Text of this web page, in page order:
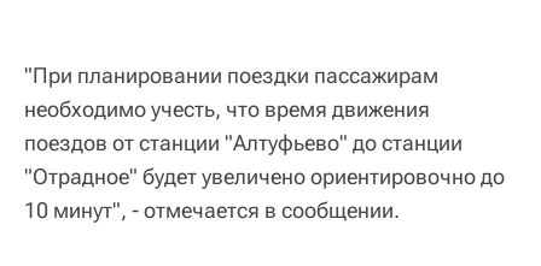
"При планировании поездки пассажирам
необходимо учесть, что время движения
поездов от станции "Алтуфьево" до станции
"Отрадное" будет увеличено ориентировочно до
10 минут", - отмечается в сообщении.